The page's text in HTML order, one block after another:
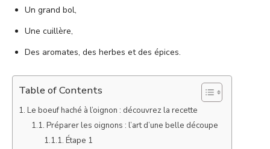
Un grand bol,
Une cuillère,
Des aromates, des herbes et des épices.
Table of Contents
Le boeuf haché à l’oignon : découvrez la recette
Préparer les oignons : l’art d’une belle découpe
Étape 1